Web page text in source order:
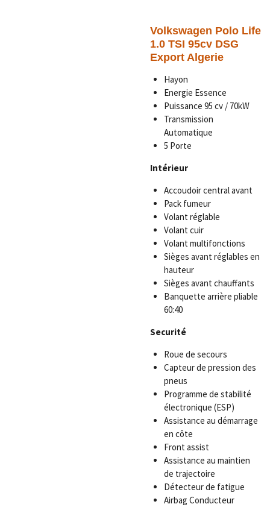
Volkswagen Polo Life
1.0 TSI 95cv DSG
Export Algerie
Hayon
Energie Essence
Puissance 95 cv / 70kW
Transmission
Automatique
5 Porte
Intérieur
Accoudoir central avant
Pack fumeur
Volant réglable
Volant cuir
Volant multifonctions
Sièges avant réglables en
hauteur
Sièges avant chauffants
Banquette arrière pliable
60:40
Securité
Roue de secours
Capteur de pression des
pneus
Programme de stabilité
électronique (ESP)
Assistance au démarrage
en côte
Front assist
Assistance au maintien
de trajectoire
Détecteur de fatigue
Airbag Conducteur